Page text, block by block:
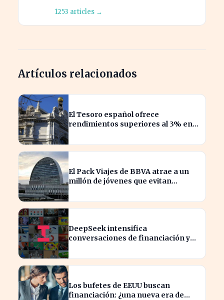
1253 articles →
Artículos relacionados
El Tesoro español ofrece
rendimientos superiores al 3% en
El Pack Viajes de BBVA atrae a un
millón de jóvenes que evitan
DeepSeek intensifica
conversaciones de financiación y
modelos
Los bufetes de EEUU buscan
financiación: ¿una nueva era de